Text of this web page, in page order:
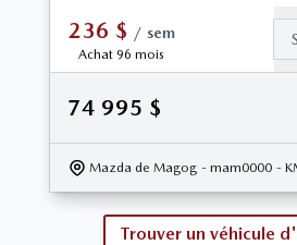
236 $ / sem
Achat 96 mois
74 995 $
Mazda de Magog - mam0000 -
Trouver un véhicule